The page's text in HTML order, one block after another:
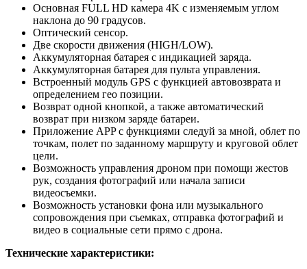
Основная FULL HD камера 4K с изменяемым углом
наклона до 90 градусов.
Оптический сенсор.
Две скорости движения (HIGH/LOW).
Аккумуляторная батарея с индикацией заряда.
Аккумуляторная батарея для пульта управления.
Встроенный модуль GPS с функцией автовозврата и
определением гео позиции.
Возврат одной кнопкой, а также автоматический
возврат при низком заряде батареи.
Приложение APP с функциями следуй за мной, облет по
точкам, полет по заданному маршруту и круговой облет
цели.
Возможность управления дроном при помощи жестов
рук, создания фотографий или начала записи
видеосъемки.
Возможность установки фона или музыкального
сопровождения при съемках, отправка фотографий и
видео в социальные сети прямо с дрона.
Технические характеристики: